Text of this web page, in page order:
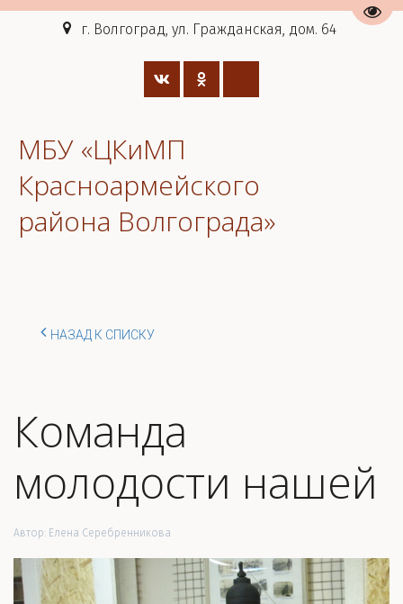
г. Волгоград, ул. Гражданская, дом. 64
МБУ «ЦКиМП
Красноармейского
района Волгограда»
НАЗАД К СПИСКУ
Команда
молодости нашей
Автор: Елена Серебренникова